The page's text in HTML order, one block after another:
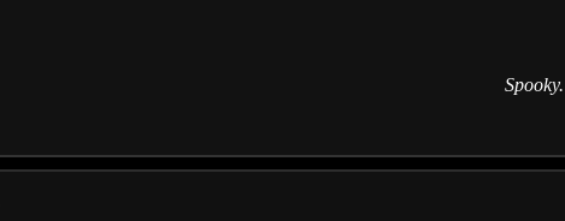
Spooky.